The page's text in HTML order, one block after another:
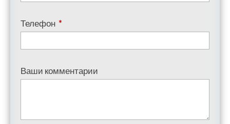
Телефон *
Ваши комментарии